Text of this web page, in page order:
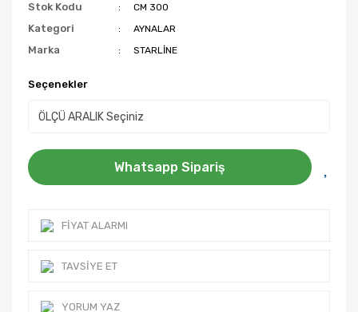
Stok Kodu CM 300
Kategori AYNALAR
Marka STARLİNE
Seçenekler
Whatsapp Sipariş
FIYAT ALARMI
TAVSIYE ET
YORUM YAZ